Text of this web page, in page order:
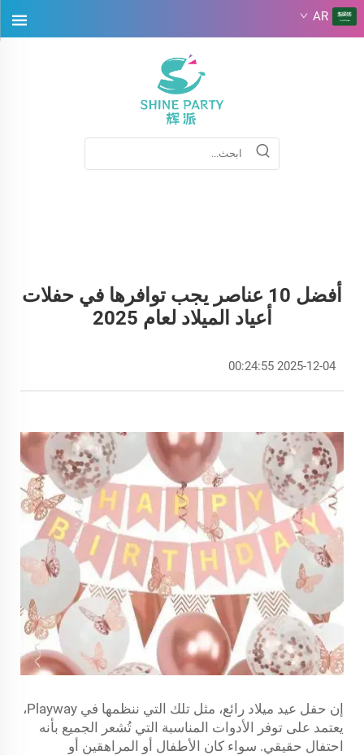
AR
أفضل 10 عناصر يجب توافرها في حفلات
أعياد الميلاد لعام 2025
2025-12-04 00:24:55
إن حفل عيد ميلاد رائع، مثل تلك التي ننظمها في Playway،
يعتمد على توفر الأدوات المناسبة التي تُشعر الجميع بأنه
احتفال حقيقي. سواء كان الأطفال أو المراهقين أو